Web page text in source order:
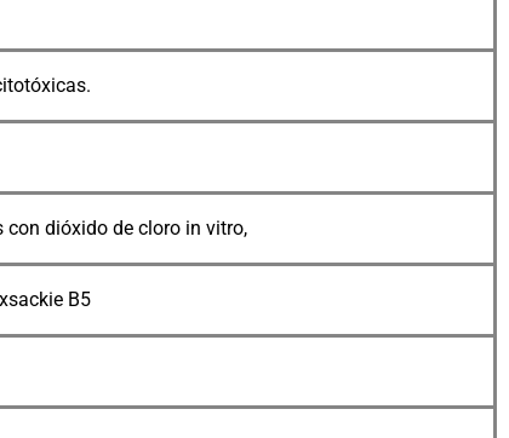
con dióxido de cloro in vitro,
B5